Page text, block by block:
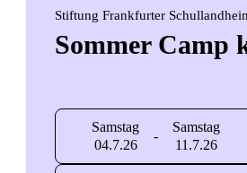
Stiftung Frankfurter
Sommer Camp
Samstag
04.7.26
-
Samstag
11.7.26